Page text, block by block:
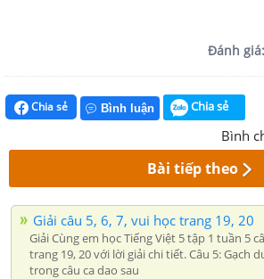
Đánh giá:
Chia sẻ Bình luận Chia sẻ
Bình
Bài tiếp theo
Giải câu 5, 6, 7, vui học trang 19, 20
Giải Cùng em học Tiếng Việt 5 tập 1 tuần 5
trang 19, 20 với lời giải chi tiết. Câu 5: Gạch
trong câu ca dao sau